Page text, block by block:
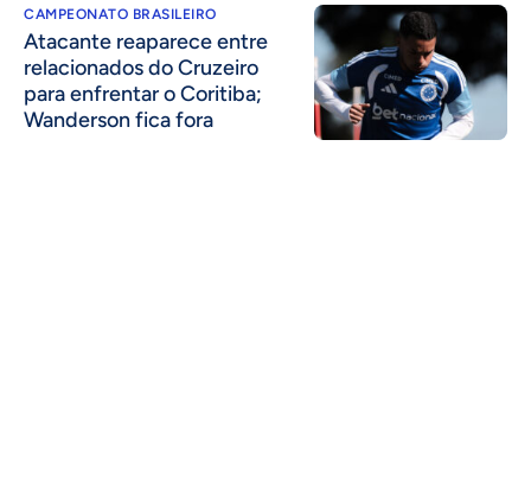
CAMPEONATO BRASILEIRO
Atacante reaparece entre
relacionados do Cruzeiro
para enfrentar o Coritiba;
Wanderson fica fora